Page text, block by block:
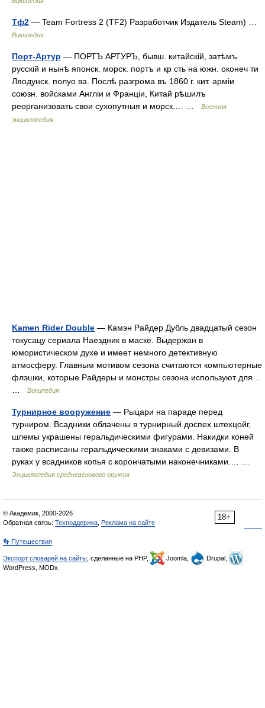
Тф2 — Team Fortress 2 (TF2) Разработчик Издатель Steam) …
Википедия
Порт-Артур — ПОРТЪ АРТУРЪ, бывш. китайскій, затѣмъ
русскій и нынѣ японск. морск. портъ и кр сть на южн. оконеч ти
Ляодунск. полуо ва. Послѣ разгрома въ 1860 г. кит. арміи
союзн. войсками Англіи и Франціи, Китай рѣшилъ
реорганизовать свои сухопутныя и морск.… …
Военная
энциклопедия
Kamen Rider Double — Камэн Райдер Дубль двадцатый сезон
токусацу сериала Наездник в маске. Выдержан в
юмористическом духе и имеет немного детективную
атмосферу. Главным мотивом сезона считаются компьютерные
флэшки, которые Райдеры и монстры сезона используют для…
Википедия
Турнирное вооружение — Рыцари на параде перед
турниром. Всадники облачены в турнирный доспех штехцойг,
шлемы украшены геральдическими фигурами. Накидки коней
также расписаны геральдическими знаками с девизами. В
руках у всадников копья с корончатыми наконечниками.… …
Энциклопедия средневекового оружия
18+
© Академик, 2000-2026
Обратная связь: Техподдержка Реклама на сайте
👣 Путешествия
Экспорт словарей на сайты , сделанные на PHP, Joomla,
Drupal,
WordPress, MODx.